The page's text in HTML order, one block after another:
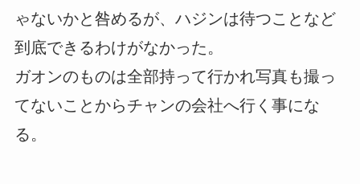
ゃないかと咎めるが、ハジンは待つことなど
到底できるわけがなかった。
ガオンのものは全部持って行かれ写真も撮っ
てないことからチャンの会社へ行く事にな
る。